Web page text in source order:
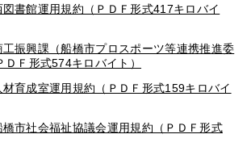
図書館運用規約（ＰＤＦ形式417キロバイ
工振興課（船橋市プロスポーツ等連携推進委
Ｆ形式574キロバイト）
材育成室運用規約（ＰＤＦ形式159キロバイ
橋市社会福祉協議会運用規約（ＰＤＦ形式